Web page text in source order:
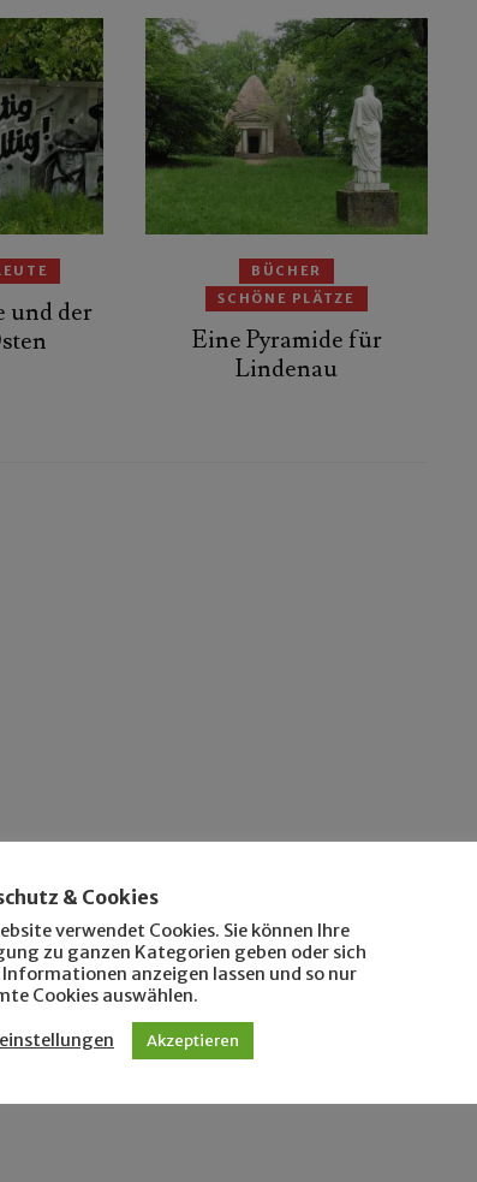
und der
BÜCHER
SCHÖNE PLÄTZE
Eine Pyramide für
Lindenau
& Cookies
verwendet Cookies. Sie können Ihre
zu ganzen Kategorien geben oder sich
anzeigen lassen und so nur
Cookies auswählen.
Akzeptieren